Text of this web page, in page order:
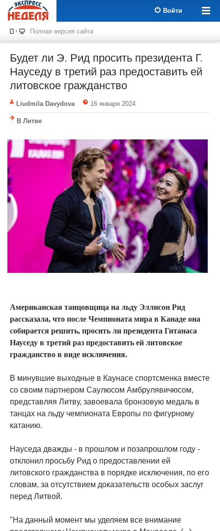
Войти
Полная версия сайта
Будет ли Э. Рид просить президента Г.
Науседу в третий раз предоставить ей
литовское гражданство
Liudmila Davydova 16 января 2024
В Литве
Американская танцовщица на льду Эллисон Рид
рассказала, что после Чемпионата мира в Канаде она
собирается решить, просить ли президента Гитанаса
Науседу в третий раз предоставить ей литовское
гражданство в виде исключения.
В минувшие выходные в Каунасе спортсменка вместе
со своим партнером Саулюсом Амбрулявичюсом,
представляя Литву, завоевала бронзовую медаль в
танцах на льду чемпионата Европы по фигурному
катанию.
Науседа дважды - в прошлом и позапрошлом году -
отклонил просьбу Рид о предоставлении ей
литовского гражданства в порядке исключения, по его
словам, за отсутствием доказательств особых заслуг
перед Литвой.
"На данный момент мы уделяем все внимание